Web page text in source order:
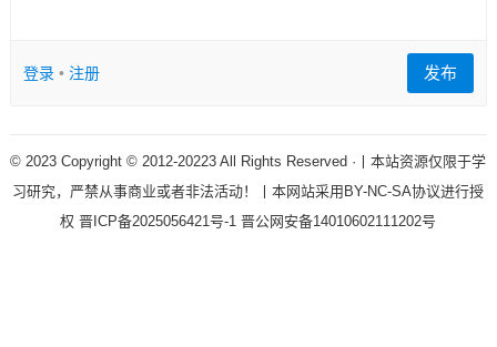
登录• 注册 发布
© 2023 Copyright © 2012-20223 All Rights Reserved ·丨本站资源仅限于学
习研究，严禁从事商业或者非法活动！丨本网站采用BY-NC-SA协议进行授
权晋ICP备2025056421号-1晋公网安备14010602111202号